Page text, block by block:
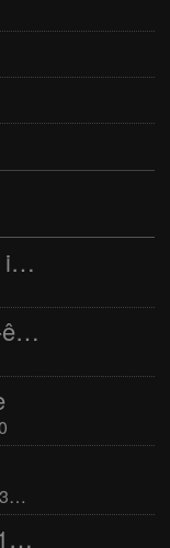
Osmo’Zen VI – 3e Week end international du bien-être
Osmose Visions 2020 : Bien-être et arts divinatoires
2020-10-11 Avenue Charles de Gaulle 30400 Villeneuve-Lès-Avignon
Sport et Bien-être Le Pontet 16-17 mars 2024